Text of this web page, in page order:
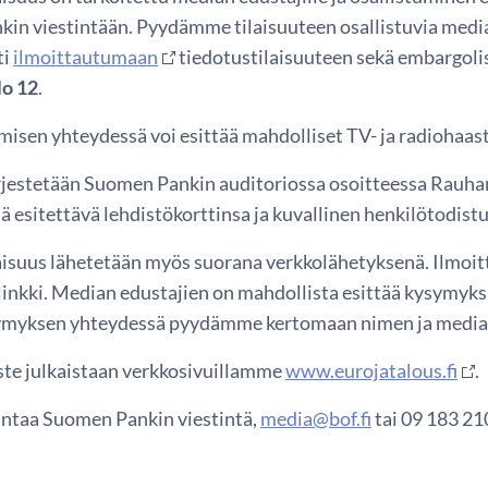
viestintään. Pyydämme tilaisuuteen osallistuvia
ilmoittautumaan
tiedotustilaisuuteen sekä
12.
yhteydessä voi esittää mahdolliset TV- ja
Suomen Pankin auditoriossa osoitteessa
esitettävä lehdistökorttinsa ja kuvallinen
lähetetään myös suorana verkkolähetyksenä.
Median edustajien on mahdollista esittää
yhteydessä pyydämme kertomaan nimen ja
julkaistaan verkkosivuillammewww.eurojatalous.fi
.
Suomen Pankin viestintä, media@bof.fitai 09 183